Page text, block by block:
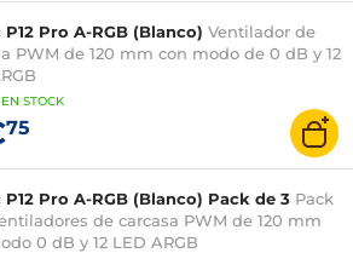
Pro A-RGB (Blanco) Ventilador de
PWM de 120 mm con modo de 0 dB y 12
EN STOCK
75
Pro A-RGB (Blanco) Pack de 3 Pack
de carcasa PWM de 120 mm
0 dB y 12 LED ARGB